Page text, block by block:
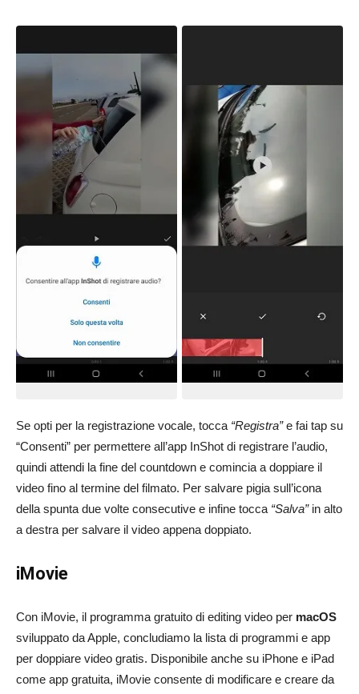
Se opti per la registrazione vocale, tocca “Registra”e fai tap su
“Consenti” per permettere all’app InShot di registrare l’audio,
quindi attendi la fine del countdown e comincia a doppiare il
video fino al termine del filmato. Per salvare pigia sull’icona
della spunta due volte consecutive e infine tocca “Salva”in alto
a destra per salvare il video appena doppiato.
iMovie
Con iMovie, il programma gratuito di editing video per macOS
sviluppato da Apple, concludiamo la lista di programmi e app
per doppiare video gratis. Disponibile anche su iPhone e iPad
come app gratuita, iMovie consente di modificare e creare da